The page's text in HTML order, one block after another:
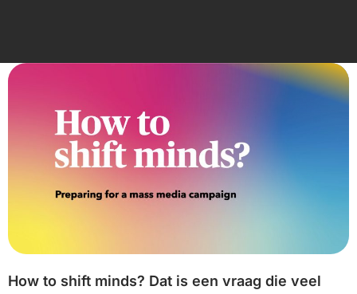
How to shift minds? Dat is een vraag die veel